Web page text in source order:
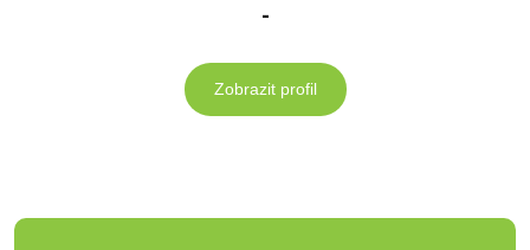
-
Zobrazit profil